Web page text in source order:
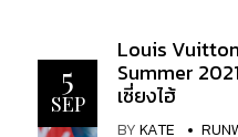
5
SEP
Louis
Summer
เซี่ยงไฮ้
BYKATE